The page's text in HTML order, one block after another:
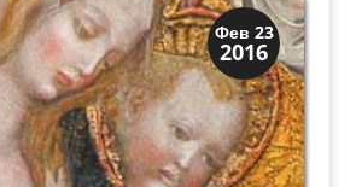
Фев 23
2016
Музеи